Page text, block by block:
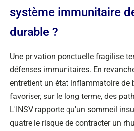
système immunitaire
durable ?
Une privation ponctuelle fragilise
défenses immunitaires. En
entretient un état inflammatoire de
favoriser, sur le long terme, des
L'INSV rapporte qu'un sommeil
quatre le risque de contracter un